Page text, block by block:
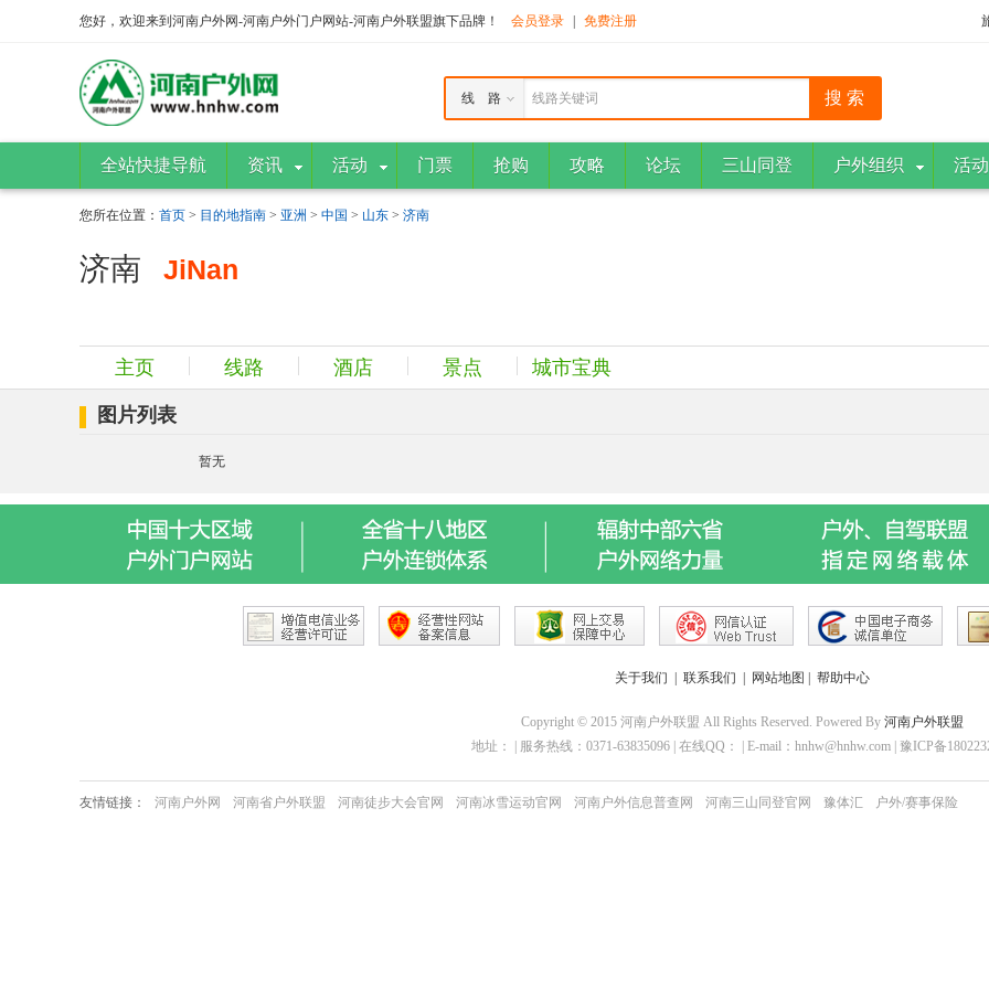
您好，欢迎来到河南户外网-河南户外门户网站-河南户外联盟旗下品牌！ 会员登录 免费注册
线路关键词
线 路
全站快捷导航 资讯 活动 门票 抢购 攻略 论坛 三山同登 户外组织 活
您所在位置： 首页 > 目的地指南 > 亚洲 > 中国 > 山东 > 济南
济南 JiNan
主页 线路 酒店 景点 城市宝典
图片列表
暂无
关于我们 联系我们 网站地图 帮助中心
Copyright © 2015 河南户外联盟 All Rights Reserved. Powered By 河南户外联盟
地址： | 服务热线：0371-63835096 | 在线QQ： | E-mail：hnhw@hnhw.com | 豫ICP备
友情链接： 河南户外网 河南省户外联盟 河南徒步大会官网 河南冰雪运动官网 河南户外信息普查网 河南三山同登官网 豫体汇 户外/赛事保险